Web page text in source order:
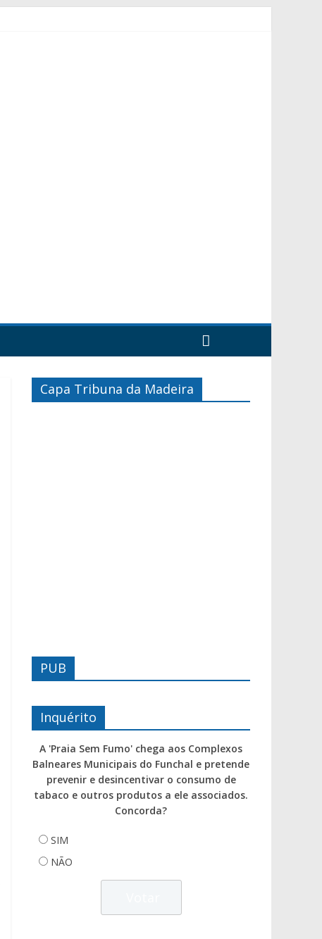
Capa Tribuna da Madeira
PUB
Inquérito
A 'Praia Sem Fumo' chega aos Complexos
Balneares Municipais do Funchal e pretende
prevenir e desincentivar o consumo de
tabaco e outros produtos a ele associados.
Concorda?
SIM
NÃO